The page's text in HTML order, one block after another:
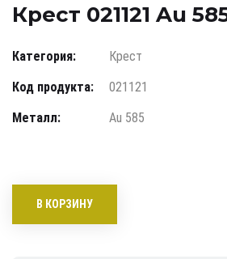
Крест 021121 Au
Категория:
Крест
Код продукта:
021121
Металл:
Au 585
В КОРЗИНУ